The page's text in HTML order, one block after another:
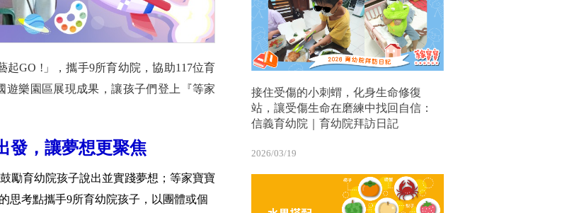
GO !」，攜手9所育幼院，協助117位育
遊樂園區展現成果，讓孩子們登上『等家
發，讓夢想更聚焦
勵育幼院孩子說出並實踐夢想；等家寶寶
思考點攜手9所育幼院孩子，以團體或個
接住受傷的小刺蝟，化身生命修復
站，讓受傷生命在磨練中找回自信：
信義育幼院｜育幼院拜訪日記
2026/03/19